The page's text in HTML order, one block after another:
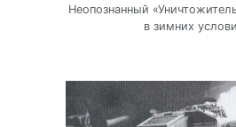
Неопознанный
в зимних